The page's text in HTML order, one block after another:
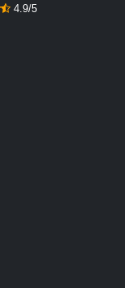
4.9/5